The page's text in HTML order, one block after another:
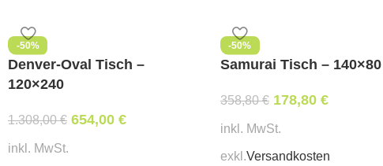
-50%
Denver-Oval Tisch –
120×240
1.308,00€ 654,00 €
inkl. MwSt.
-50%
Samurai Tisch – 140×80
358,80€ 178,80 €
inkl. MwSt.
exkl.Versandkosten